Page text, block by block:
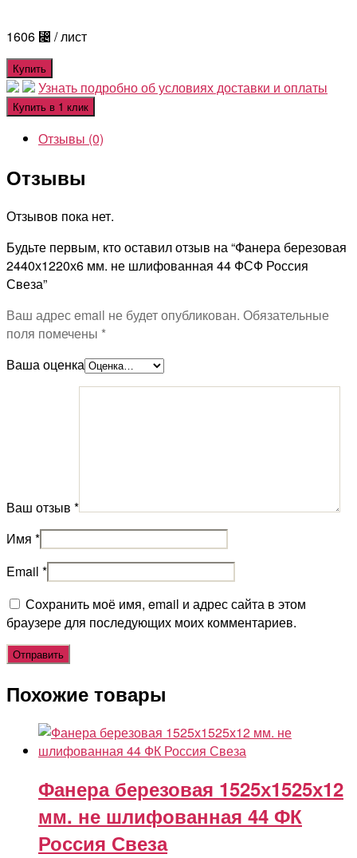
1606 ⃄ / лист
Купить
Узнать подробно об условиях доставки и оплаты
Купить в 1 клик
Отзывы (0)
Отзывы
Отзывов пока нет.
Будьте первым, кто оставил отзыв на “Фанера березовая
2440х1220х6 мм. не шлифованная 44 ФСФ Россия
Свеза”
Ваш адрес email не будет опубликован. Обязательные
поля помечены *
Ваша оценка
Ваш отзыв *
Имя *
Email *
Сохранить моё имя, email и адрес сайта в этом
браузере для последующих моих комментариев.
Похожие товары
Фанера березовая 1525х1525х12
мм. не шлифованная 44 ФК
Россия Свеза